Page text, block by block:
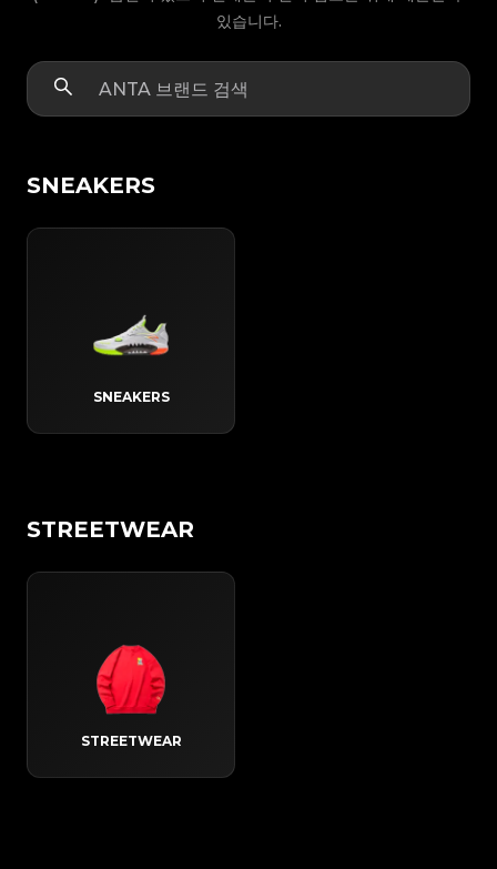
있습니다.
SNEAKERS
SNEAKERS
STREETWEAR
STREETWEAR